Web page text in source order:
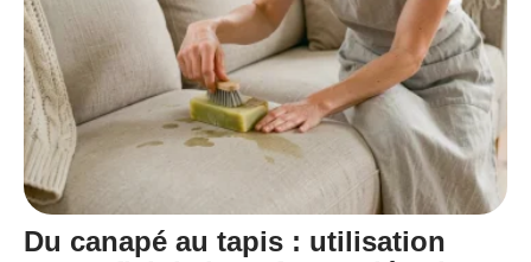
Du canapé au tapis : utilisation